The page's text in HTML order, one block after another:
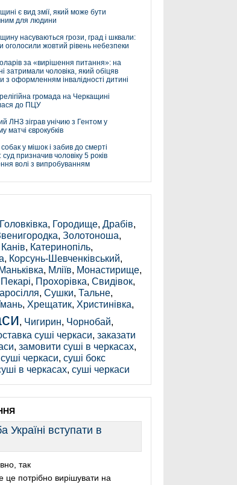
є вид змії, який може бути
для людини
насуваються грози, град і шквали:
оголосили жовтий рівень небезпеки
за «вирішення питання»: на
затримали чоловіка, який обіцяв
з оформленням інвалідності дитині
громада на Черкащині
до ПЦУ
ЛНЗ зіграв унічию з Гентом у
матчі єврокубків
у мішок і забив до смерті
призначив чоловіку 5 років
волі з випробуванням
Головківка, Городище, Драбів,
, Золотоноша,
Канів, Катеринопіль,
, Корсунь-Шевченківський,
Маньківка, Мліїв, Монастирище,
Пекарі, Прохорівка, Свидівок,
, Сушки, Тальне,
, Хрещатик, Христинівка,
, Чигирин, Чорнобай,
суші черкаси, заказати
, замовити суші в черкасах,
черкаси, суші бокс
в черкасах, суші черкаси
Україні вступати в
так
це потрібно вирішувати на